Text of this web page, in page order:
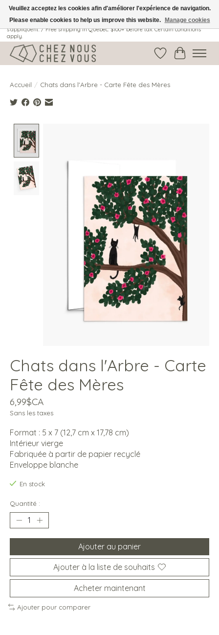
Livraison gratuite au Québec: 100$ + avant taxes. Certaines conditions
s'appliquent. / Free shipping in Quebec: $100+ before tax. Certain conditions
apply.
Liste dePanier
Accueil / Chats dans l'Arbre - Carte Fête des Mères
Chats dans l'Arbre - Carte
Fête des Mères
6,99$CA
Sans les taxes
Format : 5 x 7 (12,7 cm x 17,78 cm)
Intérieur vierge
Fabriquée à partir de papier recyclé
Enveloppe blanche
En stock
Quantité :
Ajouter au panier
Ajouter à la liste de souhaits
Acheter maintenant
Ajouter pour comparer
Veuillez acceptez les cookies afin d'améliorer l'expérience de navigation.
Please enable cookies to help us improve this website.
Manage cookies